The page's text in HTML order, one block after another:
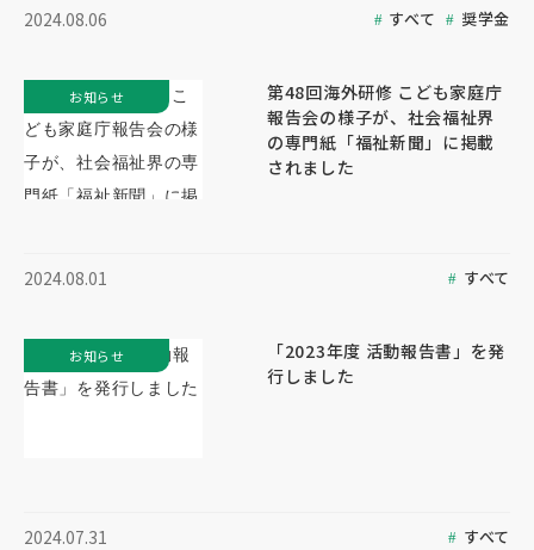
2024.08.06 すべて 奨学金
第48回海外研修 こども家庭庁
報告会の様子が、社会福祉界
の専門紙「福祉新聞」に掲載
されました
2024.08.01 すべて
お知らせ
「2023年度 活動報告書」を発
行しました
2024.07.31 すべて
お知らせ